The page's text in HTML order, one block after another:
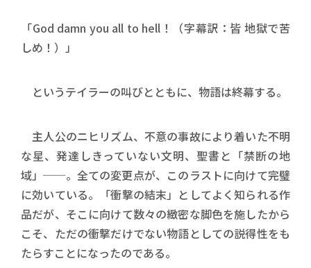
「God damn you all to hell！（字幕訳：皆 地獄で苦
しめ！）」
というテイラーの叫びとともに、物語は終幕する。
主人公のニヒリズム、不意の事故により着いた不明
な星、発達しきっていない文明、聖書と「禁断の地
域」──。全ての変更点が、このラストに向けて完璧
に効いている。「衝撃の結末」としてよく知られる作
品だが、そこに向けて数々の緻密な脚色を施したから
こそ、ただの衝撃だけでない物語としての説得性をも
たらすことになったのである。